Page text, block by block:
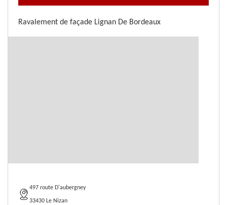
Ravalement de façade Lignan De Bordeaux
497 route D'aubergney
33430 Le Nizan